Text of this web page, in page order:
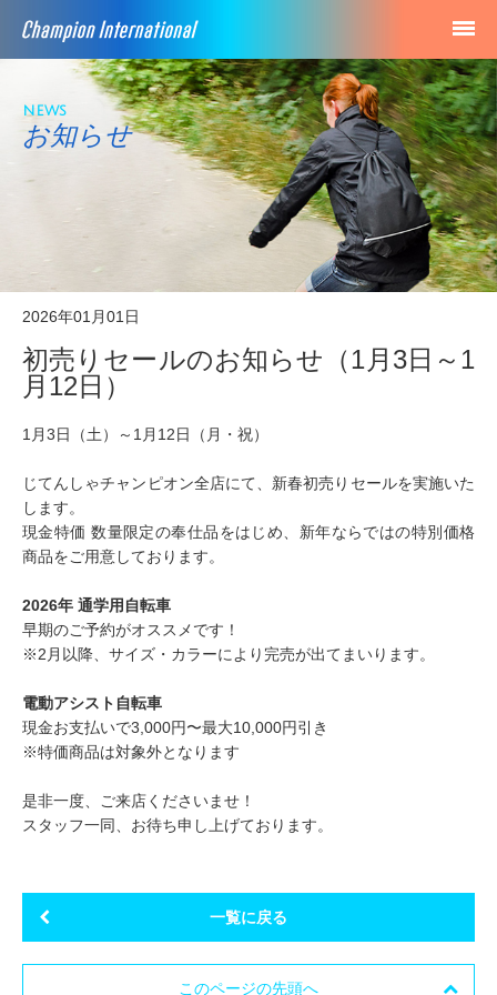
news
お知らせ
2026年01月01日
初売りセールのお知らせ（1月3日～1
月12日）
1月3日（土）～1月12日（月・祝）
じてんしゃチャンピオン全店にて、新春初売りセールを実施いた
します。
現金特価 数量限定の奉仕品をはじめ、新年ならではの特別価格
商品をご用意しております。
2026年 通学用自転車
早期のご予約がオススメです！
※2月以降、サイズ・カラーにより完売が出てまいります。
電動アシスト自転車
現金お支払いで3,000円〜最大10,000円引き
※特価商品は対象外となります
是非一度、ご来店くださいませ！
スタッフ一同、お待ち申し上げております。
一覧に戻る
このページの先頭へ